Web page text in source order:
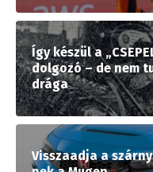
Így készül a
dolgozó – de nem
drága
Visszaadja a